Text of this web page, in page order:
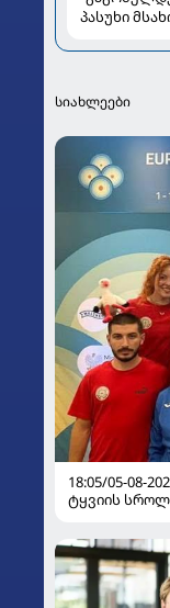
პასუხი
სიახლეები
18:05/05-08-
ტყვიის